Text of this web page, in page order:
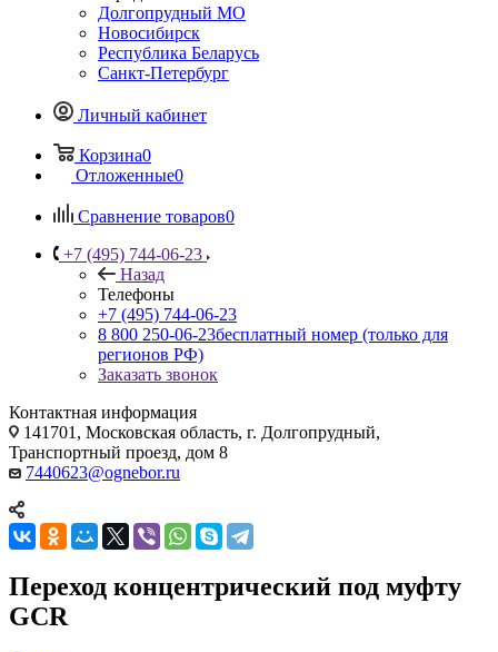
Долгопрудный МО
Новосибирск
Республика Беларусь
Санкт-Петербург
Личный кабинет
Корзина0
Отложенные0
Сравнение товаров0
+7 (495) 744-06-23
Назад
Телефоны
+7 (495) 744-06-23
8 800 250-06-23бесплатный номер (только для
регионов РФ)
Заказать звонок
Контактная информация
141701, Московская область, г. Долгопрудный,
Транспортный проезд, дом 8
7440623@ognebor.ru
Переход концентрический под муфту
GCR